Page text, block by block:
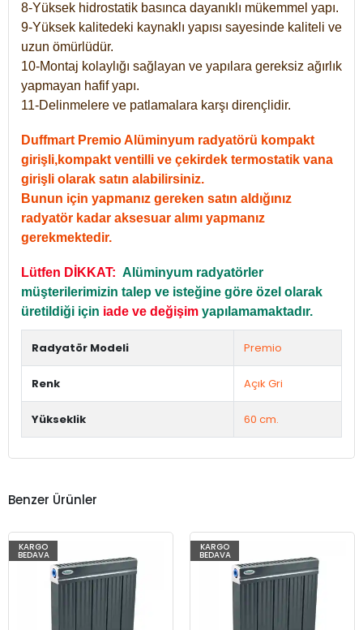
8-Yüksek hidrostatik basınca dayanıklı mükemmel yapı.
9-Yüksek kalitedeki kaynaklı yapısı sayesinde kaliteli ve
uzun ömürlüdür.
10-Montaj kolaylığı sağlayan ve yapılara gereksiz ağırlık
yapmayan hafif yapı.
11-Delinmelere ve patlamalara karşı dirençlidir.
Duffmart Premio Alüminyum radyatörü kompakt
girişli,kompakt ventilli ve çekirdek termostatik vana
girişli olarak satın alabilirsiniz.
Bunun için yapmanız gereken satın aldığınız
radyatör kadar aksesuar alımı yapmanız
gerekmektedir.
Lütfen DİKKAT: Alüminyum radyatörler
müşterilerimizin talep ve isteğine göre özel olarak
üretildiği için iade ve değişim yapılamamaktadır.
Radyatör Modeli Premio
Renk Açık Gri
Yükseklik 60 cm.
Benzer Ürünler
KARGO
BEDAVA
KARGO
BEDAVA